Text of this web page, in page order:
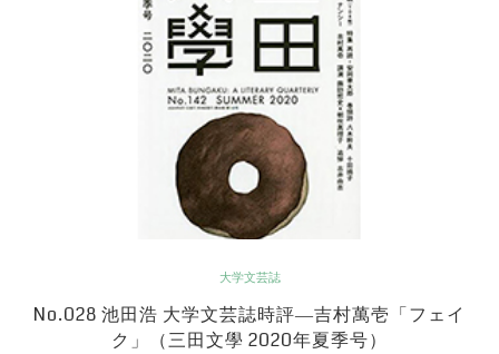
大学文芸誌
No.028 池田浩 大学文芸誌時評―吉村萬壱「フェイ
ク」（三田文學 2020年夏季号）